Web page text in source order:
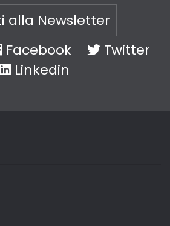
alla Newsletter
Facebook
Twitter
Linkedin